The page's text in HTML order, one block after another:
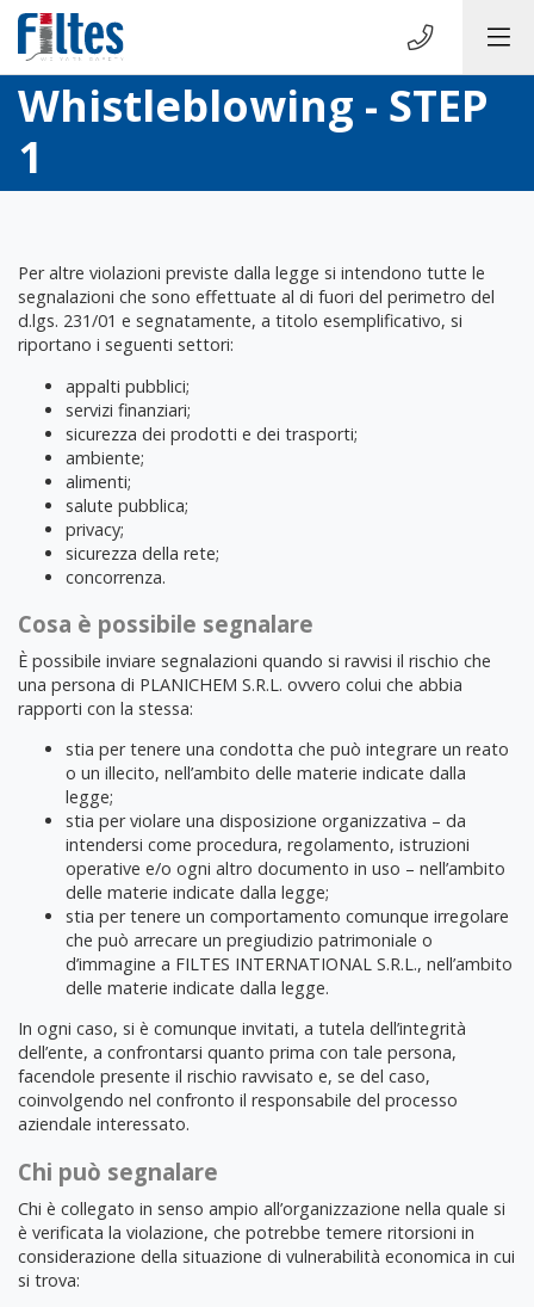
Whistleblowing - STEP
1
Per altre violazioni previste dalla legge si intendono tutte le
segnalazioni che sono effettuate al di fuori del perimetro del
d.lgs. 231/01 e segnatamente, a titolo esemplificativo, si
riportano i seguenti settori:
appalti pubblici;
servizi finanziari;
sicurezza dei prodotti e dei trasporti;
ambiente;
alimenti;
salute pubblica;
privacy;
sicurezza della rete;
concorrenza.
Cosa è possibile segnalare
È possibile inviare segnalazioni quando si ravvisi il rischio che
una persona di PLANICHEM S.R.L. ovvero colui che abbia
rapporti con la stessa:
stia per tenere una condotta che può integrare un reato
o un illecito, nell’ambito delle materie indicate dalla
legge;
stia per violare una disposizione organizzativa – da
intendersi come procedura, regolamento, istruzioni
operative e/o ogni altro documento in uso – nell’ambito
delle materie indicate dalla legge;
stia per tenere un comportamento comunque irregolare
che può arrecare un pregiudizio patrimoniale o
d’immagine a FILTES INTERNATIONAL S.R.L., nell’ambito
delle materie indicate dalla legge.
In ogni caso, si è comunque invitati, a tutela dell’integrità
dell’ente, a confrontarsi quanto prima con tale persona,
facendole presente il rischio ravvisato e, se del caso,
coinvolgendo nel confronto il responsabile del processo
aziendale interessato.
Chi può segnalare
Chi è collegato in senso ampio all’organizzazione nella quale si
è verificata la violazione, che potrebbe temere ritorsioni in
considerazione della situazione di vulnerabilità economica in cui
si trova: